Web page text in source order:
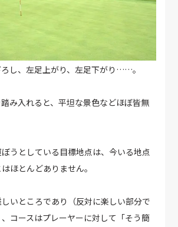
し、左足上がり、左足下がり……。
み入れると、平坦な景色などほぼ皆無
うとしている目標地点は、今いる地点
ほとんどありません。
いところであり（反対に楽しい部分で
コースはプレーヤーに対して「そう簡